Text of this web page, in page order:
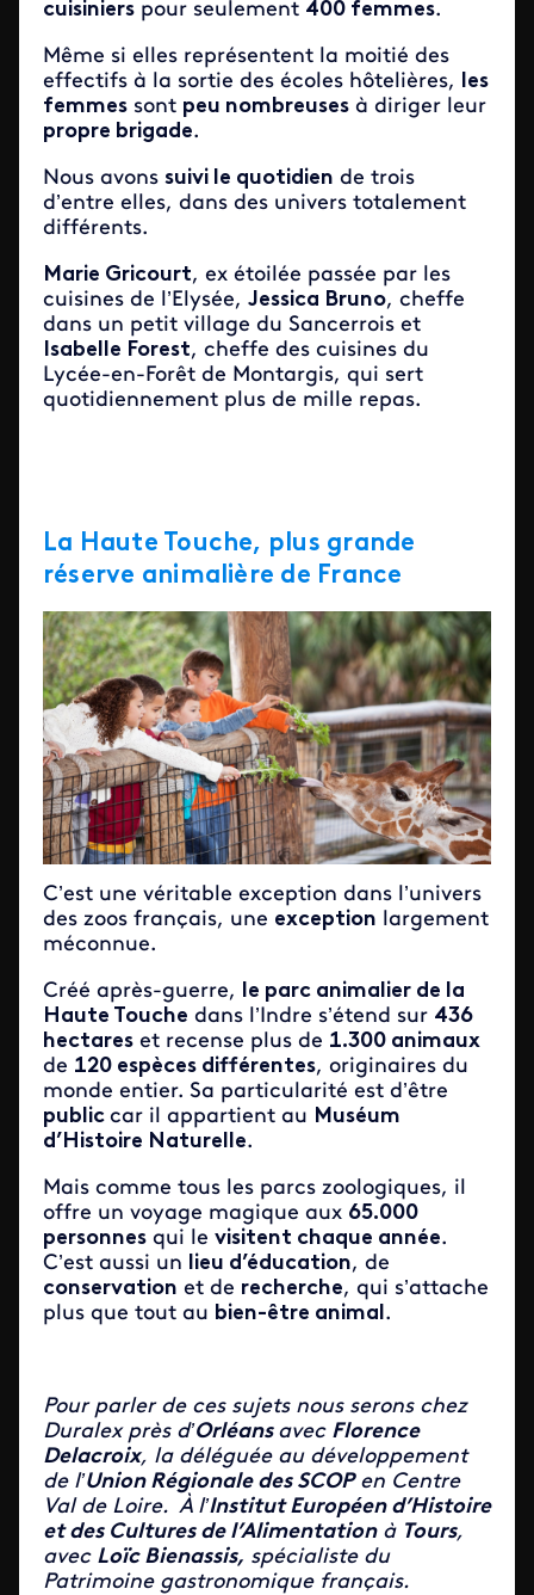
cuisiniers pour seulement 400 femmes.
Même si elles représentent la moitié des
effectifs à la sortie des écoles hôtelières, les
femmes sont peu nombreuses à diriger leur
propre brigade.
Nous avons suivi le quotidien de trois
d’entre elles, dans des univers totalement
différents.
Marie Gricourt, ex étoilée passée par les
cuisines de l’Elysée, Jessica Bruno, cheffe
dans un petit village du Sancerrois et
Isabelle Forest, cheffe des cuisines du
Lycée-en-Forêt de Montargis, qui sert
quotidiennement plus de mille repas.
La Haute Touche, plus grande
réserve animalière de France
C’est une véritable exception dans l’univers
des zoos français, une exception largement
méconnue.
Créé après-guerre,
le parc animalier de la
Haute Touche dans l’Indre s’étend sur 436
hectares et recense plus de 1.300 animaux
de 120 espèces différentes, originaires du
monde entier. Sa particularité est d’être
public car il appartient au Muséum
d’Histoire Naturelle.
Mais comme tous les parcs zoologiques, il
offre un voyage magique aux 65.000
personnes qui le visitent chaque année.
C’est aussi un
lieu d’éducation, de
conservation et de recherche, qui s’attache
plus que tout au bien-être animal .
Pour parler de ces sujets nous serons chez
Duralex près d’Orléans avec Florence
Delacroix, la déléguée au développement
de l’Union Régionale des SCOPen Centre
Val de Loire. À l’Institut Européen d’Histoire
et des Cultures de l’Alimentationà Tours,
avec Loïc Bienassis, spécialiste du
Patrimoine gastronomique français.